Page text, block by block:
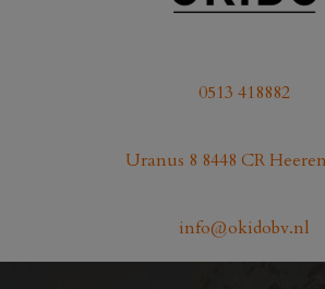
0513 418882
Uranus 8 8448 CR
info@okidobv.nl